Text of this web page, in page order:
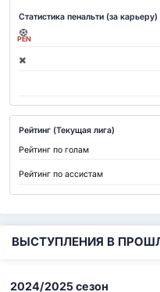
Статистика пенальти (за карьеру)
PEN
Рейтинг (Текущая лига)
Рейтинг по голам
Рейтинг по ассистам
ВЫСТУПЛЕНИЯ В
2024/2025 сезон